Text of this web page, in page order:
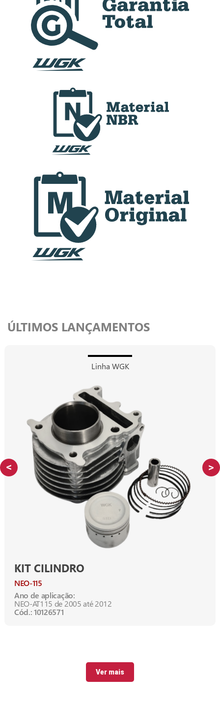
ÚLTIMOS LANÇAMENTOS
Linha WGK
KIT CILINDRO
NEO-115
Ano de aplicação:
NEO-AT115 de 2005 até 2012
Cód.: 10126571
Ver mais